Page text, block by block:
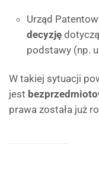
Urząd
decyzję
podstawy (np.
W takiej sytuacji
jest
prawa została już